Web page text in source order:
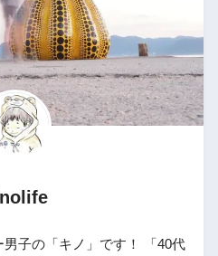
子の「キノ」です！ 「40代